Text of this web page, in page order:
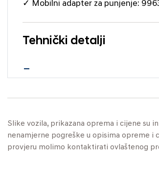
✓ Mobilni adapter za punjenje:
Tehnički detalji
Slike vozila, prikazana oprema i cijene su
nenamjerne pogreške u opisima opreme
provjeru molimo kontaktirati ovlaštenog